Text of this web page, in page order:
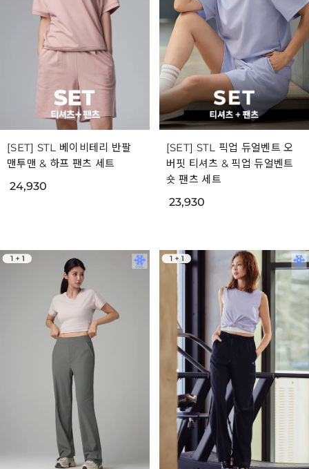
[SET] STL 베이비테리 반팔
맨투맨 & 하프 팬츠 세트
24,930
[SET] STL 픽업 듀얼벤트 오
버핏 티셔츠 & 픽업 듀얼벤트
숏 팬츠 세트
23,930